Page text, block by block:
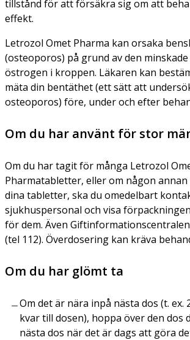
tillstånd för att försäkra sig om att
effekt.
Letrozol Omet Pharma kan orsaka
(osteoporos) på grund av den
östrogen i kroppen. Läkaren kan
mäta din bentäthet (ett sätt att
osteoporos) före, under och efter
Om du har använt för stor
Om du har tagit för många Letrozol
Pharmatabletter, eller om någon
dina tabletter, ska du omedelbart
sjukhuspersonal och visa
för dem. Även
(tel 112). Överdosering kan kräva
Om du har glömt ta
Om det är nära inpå nästa dos (t. ex.
kvar till dosen), hoppa över den dos
nästa dos när det är dags att göra